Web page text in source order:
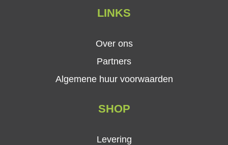
LINKS
Over ons
Partners
Algemene huur voorwaarden
SHOP
Levering